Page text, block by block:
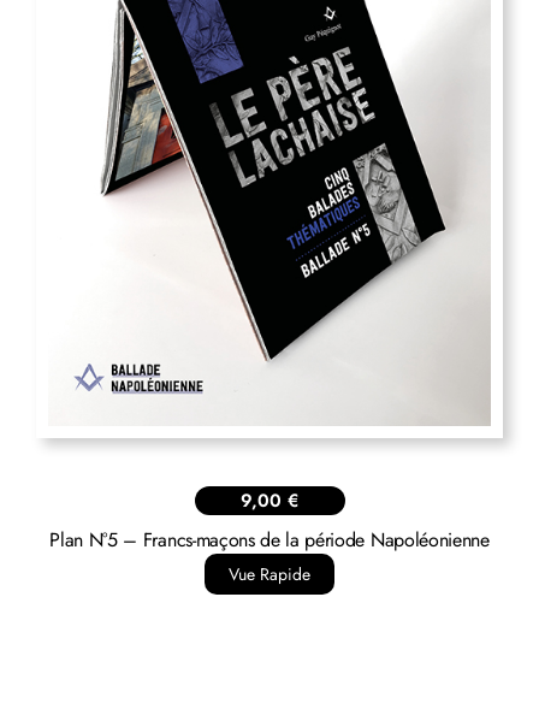
9,00 €
Plan N°5 – Francs-maçons de la période Napoléonienne
Vue Rapide